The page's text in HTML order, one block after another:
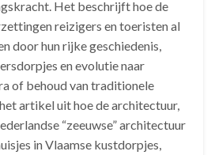
Het beschrijft hoe de
reizigers en toeristen al
door hun rijke geschiedenis,
en evolutie naar
of behoud van traditionele
artikel uit hoe de architectuur,
“zeeuwse” architectuur
in Vlaamse kustdorpjes,